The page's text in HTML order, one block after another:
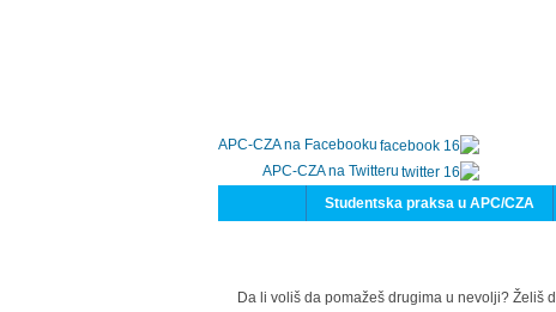
APC-CZA na Facebooku
APC-CZA na Twitteru
Studentska praksa u APC/CZA
Da li voliš da pomažeš drugima u nevolji? Želiš